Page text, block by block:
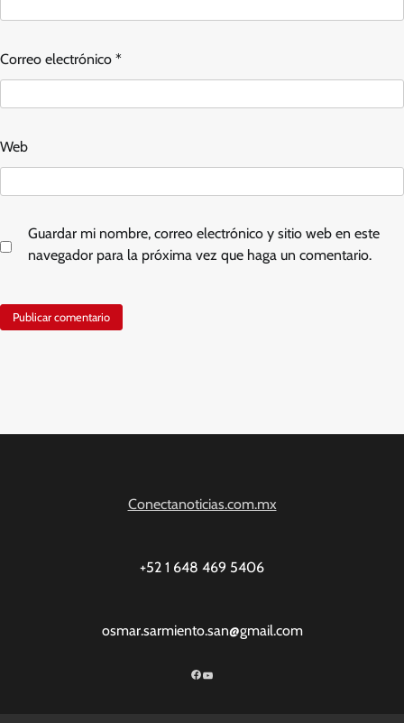
Correo electrónico *
Web
Guardar mi nombre, correo electrónico y sitio web en este
navegador para la próxima vez que haga un comentario.
Conectanoticias.com.mx
+52 1 648 469 5406
osmar.sarmiento.san@gmail.com
Facebook
YouTube